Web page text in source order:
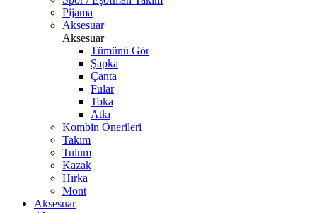
Pijama
Aksesuar
Aksesuar
Tümünü Gör
Şapka
Çanta
Fular
Toka
Atkı
Kombin Önerileri
Takım
Tulum
Kazak
Hırka
Mont
Aksesuar